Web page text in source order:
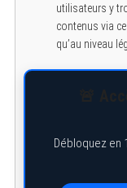
utilisateurs y
contenus via
qu’au niveau
Débloquez en